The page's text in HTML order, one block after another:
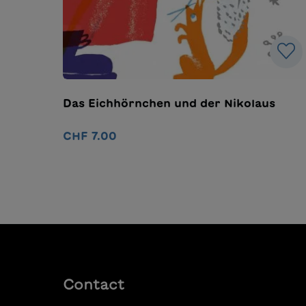
Das Eichhörnchen und der Nikolaus
CHF 7.00
Contact